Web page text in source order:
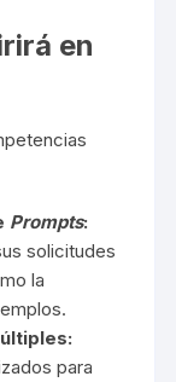
en
Prompts:
solicitudes
la
para